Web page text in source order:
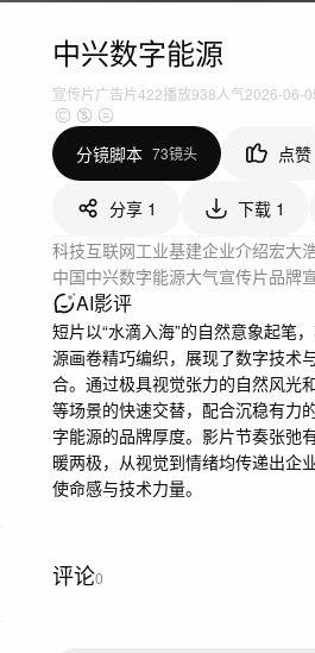
中兴数字能源
宣传片广告片422播放938人气2026-06-
分镜脚本 73镜头 点赞
分享 1 下载 1
科技互联网工业基建企业介绍宏大
中国中兴数字能源大气宣传片品牌
AI影评
短片以“水滴入海”的自然意象起笔
源画卷精巧编织，展现了数字技术
合。通过极具视觉张力的自然风光
等场景的快速交替，配合沉稳有力
字能源的品牌厚度。影片节奏张弛
暖两极，从视觉到情绪均传递出企
使命感与技术力量。
评论0